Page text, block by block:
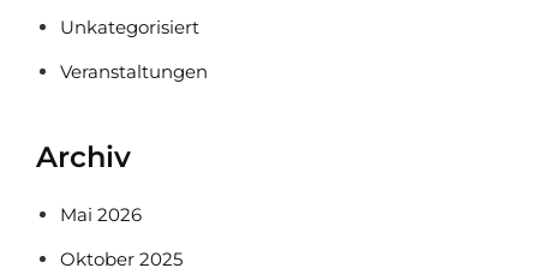
Unkategorisiert
Veranstaltungen
Archiv
Mai 2026
Oktober 2025